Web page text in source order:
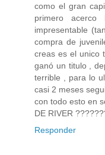
como el gran
primero acerco
impresentable
compra de
creas es el unico
ganó un titulo ,
terrible , para lo
casi 2 meses
con todo esto en
DE RIVER
Responder